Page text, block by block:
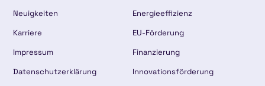
Neuigkeiten
Karriere
Impressum
Datenschutzerklärung
Energieeffizienz
EU-Förderung
Finanzierung
Innovationsförderung